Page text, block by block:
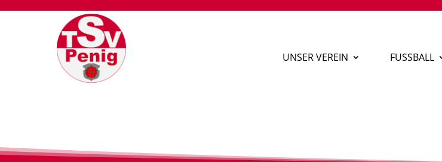
UNSER VEREIN FUSSBALL